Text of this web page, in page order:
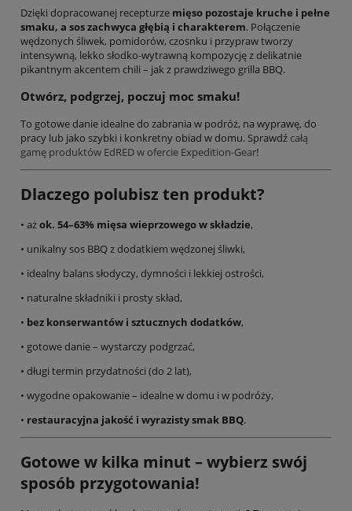
Dzięki dopracowanej recepturze mięso pozostaje kruche i pełne
smaku, a sos zachwyca głębią i charakterem. Połączenie
wędzonych śliwek, pomidorów, czosnku i przypraw tworzy
intensywną, lekko słodko-wytrawną kompozycję z delikatnie
pikantnym akcentem chili – jak z prawdziwego grilla BBQ.
Otwórz, podgrzej, poczuj moc smaku!
To gotowe danie idealne do zabrania w podróż, na wyprawę, do
pracy lub jako szybki i konkretny obiad w domu. Sprawdź całą
gamę produktów EdRED w ofercie Expedition-Gear!
Dlaczego polubisz ten produkt?
• ażok. 54–63% mięsa wieprzowego w składzie,
• unikalny sos BBQ z dodatkiem wędzonej śliwki,
• idealny balans słodyczy, dymności i lekkiej ostrości,
• naturalne składniki i prosty skład,
• bez konserwantów i sztucznych dodatków,
• gotowe danie – wystarczy podgrzać,
• długi termin przydatności (do 2 lat),
• wygodne opakowanie – idealne w domu i w podróży,
• restauracyjna jakość i wyrazisty smak BBQ.
Gotowe w kilka minut – wybierz swój
sposób przygotowania!